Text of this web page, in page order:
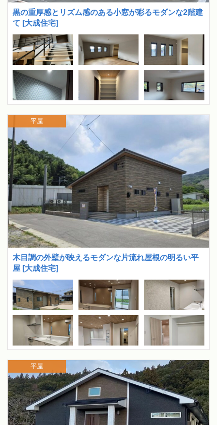
黒の重厚感とリズム感のある小窓が彩るモダンな2階建
て [大成住宅]
木目調の外壁が映えるモダンな片流れ屋根の明るい平
屋 [大成住宅]
平屋
平屋